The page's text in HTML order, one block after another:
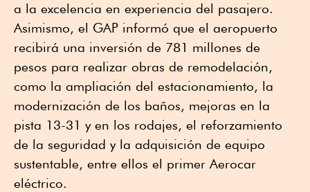
a la excelencia en experiencia del pasajero.
Asimismo, el GAP informó que el aeropuerto
recibirá una inversión de 781 millones de
pesos para realizar obras de remodelación,
como la ampliación del estacionamiento, la
modernización de los baños, mejoras en la
pista 13-31 y en los rodajes, el reforzamiento
de la seguridad y la adquisición de equipo
sustentable, entre ellos el primer Aerocar
eléctrico.